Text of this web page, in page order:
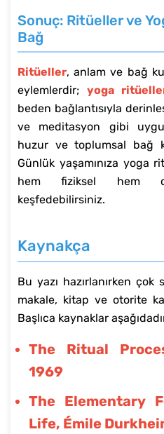
Sonuç: Ritüeller ve
Bağ
Ritüeller, anlam ve bağ
eylemlerdir; yoga
beden bağlantısıyla
ve meditasyon gibi
huzur ve toplumsal bağ
Günlük yaşamınıza yoga
hem fiziksel hem
keşfedebilirsiniz.
Kaynakça
Bu yazı hazırlanırken çok
makale, kitap ve otorite
Başlıca kaynaklar
The Ritual
1969
The Elementary
Life, Émile